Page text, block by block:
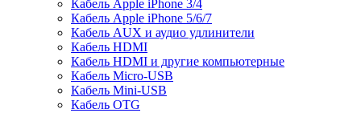
Кабель Apple iPhone 3/4
Кабель Apple iPhone 5/6/7
Кабель AUX и аудио удлинители
Кабель HDMI
Кабель HDMI и другие компьютерные
Кабель Micro-USB
Кабель Mini-USB
Кабель OTG